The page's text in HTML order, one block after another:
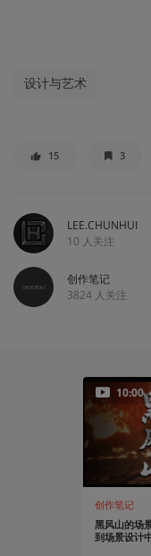
设计与艺术
15 3
LEE.CHUNHUI
10 人关注
创作笔记
3824 人关注
10:00
创作笔记
黑风山的场
到场景设计